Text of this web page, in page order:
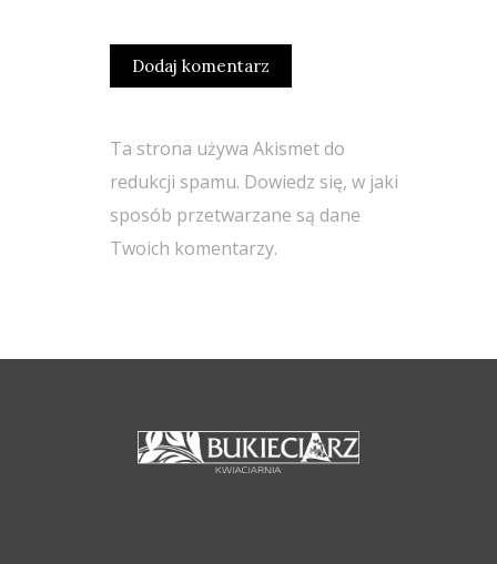
Ta strona używa Akismet do
redukcji spamu. Dowiedz się, w jaki
sposób przetwarzane są dane
Twoich komentarzy.